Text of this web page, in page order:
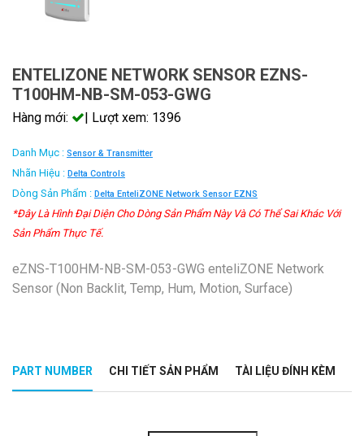
ENTELIZONE NETWORK SENSOR EZNS-
T100HM-NB-SM-053-GWG
Hàng mới: | Lượt xem: 1396
Danh Mục : Sensor & Transmitter
Nhãn Hiệu : Delta Controls
Dòng Sản Phẩm : Delta EnteliZONE Network Sensor EZNS
*Đây Là Hình Đại Diện Cho Dòng Sản Phẩm Này Và Có Thể Sai Khác Với
Sản Phẩm Thực Tế.
eZNS-T100HM-NB-SM-053-GWG enteliZONE Network
Sensor (Non Backlit, Temp, Hum, Motion, Surface)
PART NUMBER CHI TIẾT SẢN PHẨM TÀI LIỆU ĐÍNH KÈM